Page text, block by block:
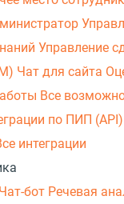
Управление
Чат для сайта
Все
по ПИП (API)
интеграции
Чат-бот Речевая